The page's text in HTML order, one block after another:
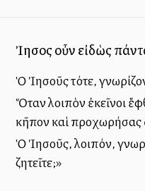
Ἰησοῦς οὖν εἰδὼς
Ὁ Ἰησοῦς τότε,
Ὅταν λοιπὸν ἐκεῖνοι
κῆπον καὶ προχωρήσας
Ὁ Ἰησοῦς, λοιπόν,
ζητεῖτε;»